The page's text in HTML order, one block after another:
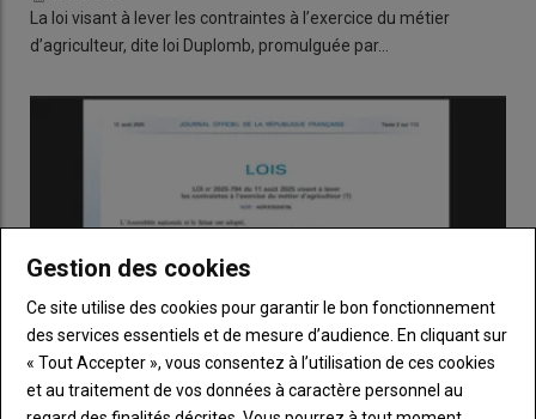
La loi visant à lever les contraintes à l’exercice du métier
d’agriculteur, dite loi Duplomb, promulguée par…
Gestion des cookies
Ce site utilise des cookies pour garantir le bon fonctionnement
des services essentiels et de mesure d’audience. En cliquant sur
« Tout Accepter », vous consentez à l’utilisation de ces cookies
et au traitement de vos données à caractère personnel au